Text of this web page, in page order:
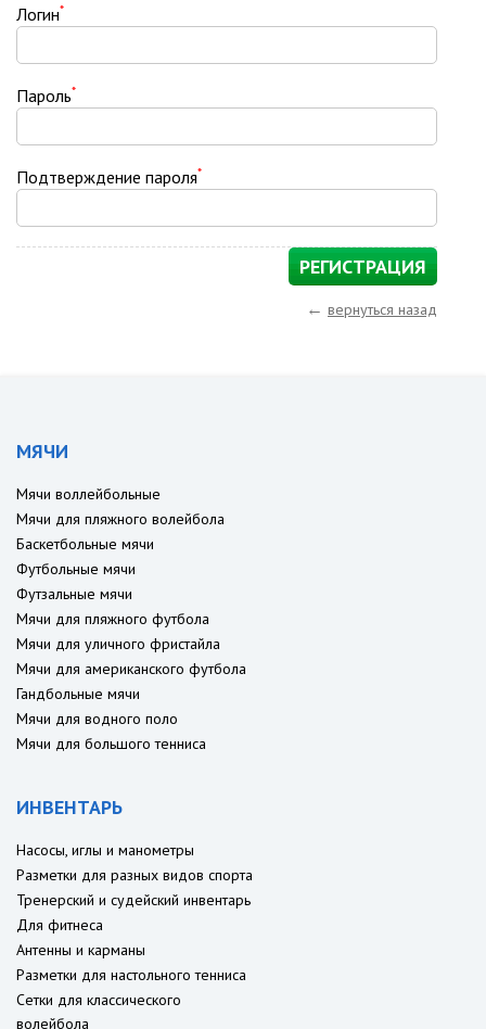
Логин*
Пароль*
Подтверждение пароля*
← вернуться назад
МЯЧИ
Мячи воллейбольные
Мячи для пляжного волейбола
Баскетбольные мячи
Футбольные мячи
Футзальные мячи
Мячи для пляжного футбола
Мячи для уличного фристайла
Мячи для американского футбола
Гандбольные мячи
Мячи для водного поло
Мячи для большого тенниса
ИНВЕНТАРЬ
Насосы, иглы и манометры
Разметки для разных видов спорта
Тренерский и судейский инвентарь
Для фитнеса
Антенны и карманы
Разметки для настольного тенниса
Сетки для классического
волейбола